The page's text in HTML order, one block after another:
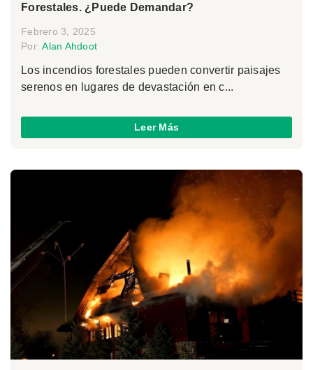
Forestales. ¿Puede Demandar?
Febrero 3, 2025
Por:Alan Ahdoot
Los incendios forestales pueden convertir paisajes
serenos en lugares de devastación en c...
Leer Más